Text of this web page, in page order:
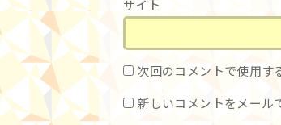
サイト
次回のコメントで使用す
新しいコメントをメール